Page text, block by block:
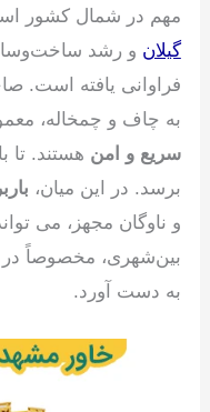
مهم در شمال کشور
گیلان و رشد
فراوانی یافته است.
به چاف و چمخاله،
سریع و امن هستند. تا
برسد. در این میان،
و ناوگان مجهز، می
بین‌شهری، مخصوصاً
به دست آورد.